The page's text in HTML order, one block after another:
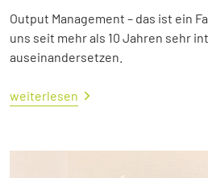
Output Management – das ist ein
uns seit mehr als 10 Jahren sehr
auseinandersetzen.
weiterlesen